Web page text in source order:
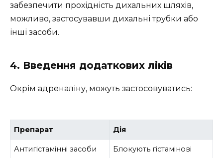
забезпечити прохідність дихальних шляхів,
можливо, застосувавши дихальні трубки або
інші засоби.
4. Введення додаткових ліків
Окрім адреналіну, можуть застосовуватись:
Препарат Дія
Антигістамінні засоби
Блокують гістамінові